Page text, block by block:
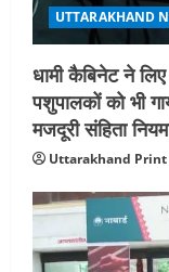
UTTARAKHAND
धामी कैबिनेट ने
पशुपालकों को भी
मजदूरी संहिता
Uttarakhand